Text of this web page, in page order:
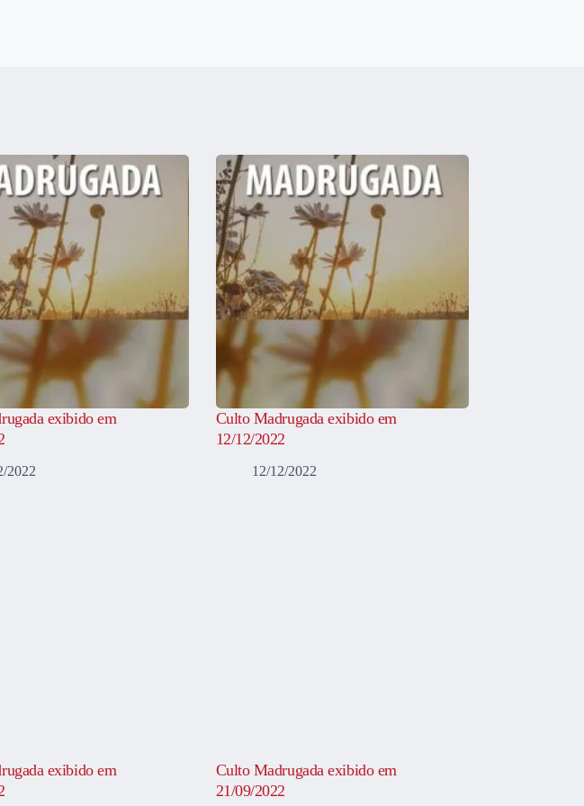
exibido em
2022
Culto Madrugada exibido em
12/12/2022
12/12/2022
exibido em
Culto Madrugada exibido em
21/09/2022